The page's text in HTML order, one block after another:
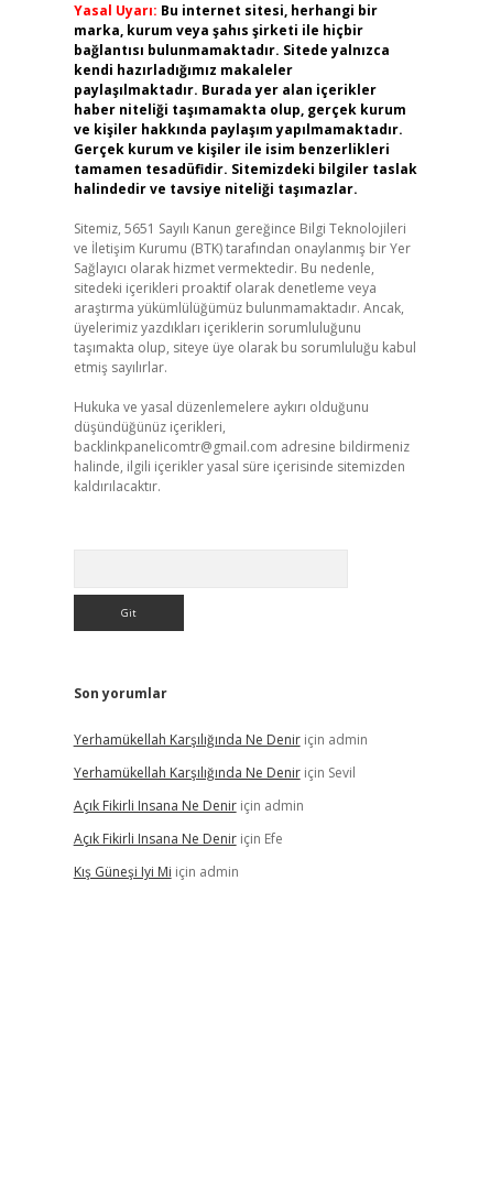
Yasal Uyarı: Bu internet sitesi, herhangi bir
marka, kurum veya şahıs şirketi ile hiçbir
bağlantısı bulunmamaktadır. Sitede yalnızca
kendi hazırladığımız makaleler
paylaşılmaktadır. Burada yer alan içerikler
haber niteliği taşımamakta olup, gerçek kurum
ve kişiler hakkında paylaşım yapılmamaktadır.
Gerçek kurum ve kişiler ile isim benzerlikleri
tamamen tesadüfidir. Sitemizdeki bilgiler taslak
halindedir ve tavsiye niteliği taşımazlar.
Sitemiz, 5651 Sayılı Kanun gereğince Bilgi Teknolojileri
ve İletişim Kurumu (BTK) tarafından onaylanmış bir Yer
Sağlayıcı olarak hizmet vermektedir. Bu nedenle,
sitedeki içerikleri proaktif olarak denetleme veya
araştırma yükümlülüğümüz bulunmamaktadır. Ancak,
üyelerimiz yazdıkları içeriklerin sorumluluğunu
taşımakta olup, siteye üye olarak bu sorumluluğu kabul
etmiş sayılırlar.
Hukuka ve yasal düzenlemelere aykırı olduğunu
düşündüğünüz içerikleri,
backlinkpanelicomtr@gmail.com adresine bildirmeniz
halinde, ilgili içerikler yasal süre içerisinde sitemizden
kaldırılacaktır.
Son yorumlar
Yerhamükellah Karşılığında Ne Deniriçin admin
Yerhamükellah Karşılığında Ne Deniriçin Sevil
Açık Fikirli Insana Ne Deniriçin admin
Açık Fikirli Insana Ne Deniriçin Efe
Kış Güneşi Iyi Mi için admin